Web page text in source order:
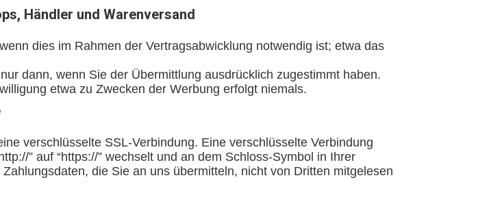
Händler und Warenversand
dies im Rahmen der Vertragsabwicklung notwendig ist; etwa das
dann, wenn Sie der Übermittlung ausdrücklich zugestimmt haben.
etwa zu Zwecken der Werbung erfolgt niemals.
verschlüsselte SSL-Verbindung. Eine verschlüsselte Verbindung
” auf “https://” wechselt und an dem Schloss-Symbol in Ihrer
die Sie an uns übermitteln, nicht von Dritten mitgelesen